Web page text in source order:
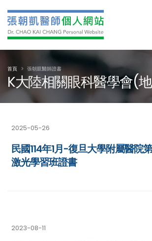
K大陸相關眼科醫學會(
首頁 張朝凱醫師證書
2025-05-26
民國114年1月-復旦大學附屬醫院
激光學習班證書
2023-08-11